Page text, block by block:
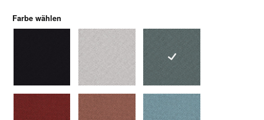
Farbe wählen
1370schwarz 1371hellgrau 1372mittelgrau